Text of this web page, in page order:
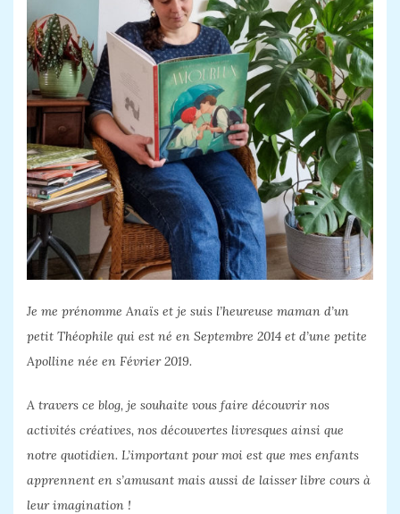
Je me prénomme Anaïs et je suis l’heureuse maman d’un
petit Théophile qui est né en Septembre 2014 et d’une petite
Apolline née en Février 2019.
A travers ce blog, je souhaite vous faire découvrir nos
activités créatives, nos découvertes livresques ainsi que
notre quotidien. L’important pour moi est que mes enfants
apprennent en s’amusant mais aussi de laisser libre cours à
leur imagination !